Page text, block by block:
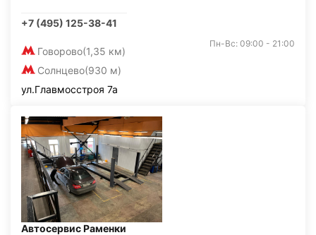
+7 (495) 125-38-41
Говорово(1,35 км)
Солнцево(930 м)
Пн-Вс: 09:00 - 21:00
ул.Главмосстроя 7а
Автосервис Раменки